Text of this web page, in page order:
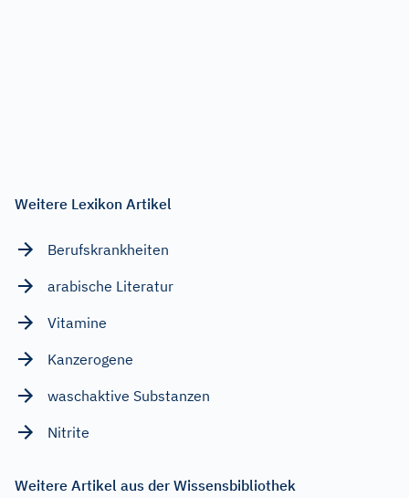
Weitere Lexikon Artikel
Berufskrankheiten
arabische Literatur
Vitamine
Kanzerogene
waschaktive Substanzen
Nitrite
Weitere Artikel aus der Wissensbibliothek